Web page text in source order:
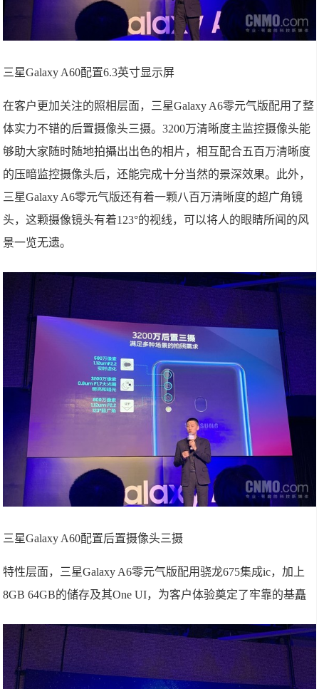
三星Galaxy A60配置6.3英寸显示屏
在客户更加关注的照相层面，三星Galaxy A6零元气版配用了整
体实力不错的后置摄像头三摄。3200万清晰度主监控摄像头能
够助大家随时随地拍攝出出色的相片，相互配合五百万清晰度
的压暗监控摄像头后，还能完成十分当然的景深效果。此外，
三星Galaxy A6零元气版还有着一颗八百万清晰度的超广角镜
头，这颗摄像镜头有着123°的视线，可以将人的眼睛所闻的风
景一览无遗。
三星Galaxy A60配置后置摄像头三摄
特性层面，三星Galaxy A6零元气版配用骁龙675集成ic，加上
8GB 64GB的储存及其One UI，为客户体验奠定了牢靠的基矗